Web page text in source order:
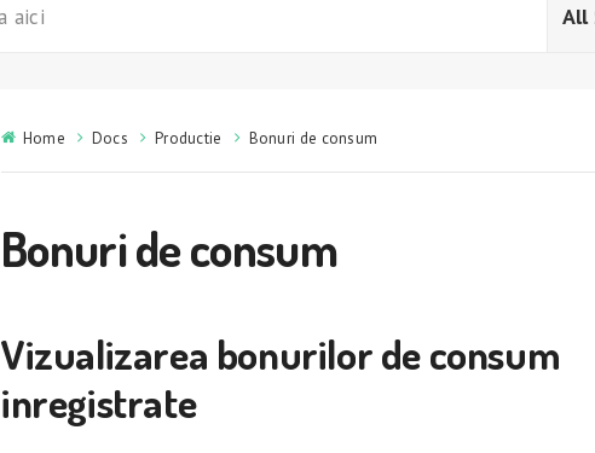
Home Docs Productie Bonuri de consum
Bonuri de consum
Vizualizarea bonurilor de consum
inregistrate